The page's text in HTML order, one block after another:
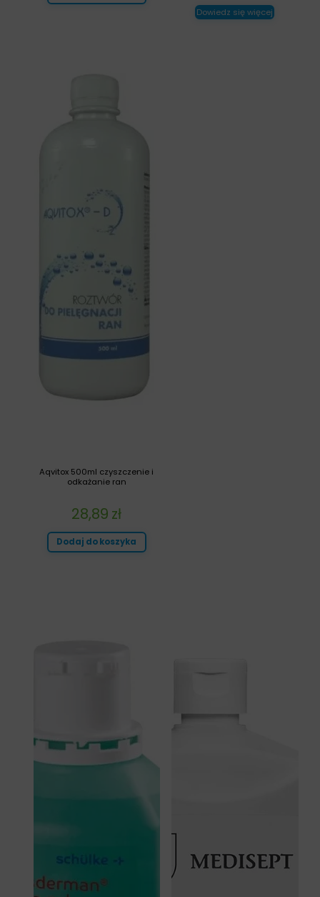
Dowiedz się więcej
Aqvitox 500ml czyszczenie i
odkażanie ran
28,89 zł
Dodaj do koszyka